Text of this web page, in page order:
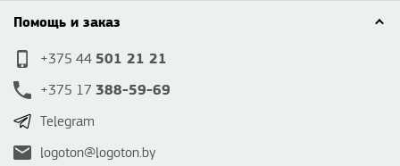
Помощь и заказ
+375 44 501 21 21
+375 17 388-59-69
Telegram
logoton@logoton.by